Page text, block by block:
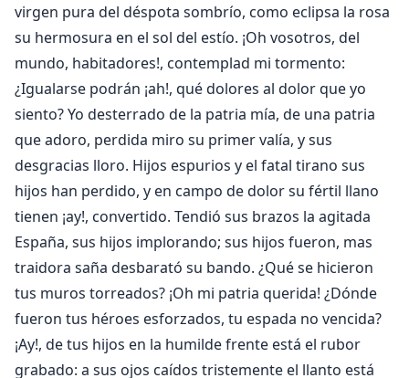
virgen pura del déspota sombrío, como eclipsa la rosa
su hermosura en el sol del estío. ¡Oh vosotros, del
mundo, habitadores!, contemplad mi tormento:
¿Igualarse podrán ¡ah!, qué dolores al dolor que yo
siento? Yo desterrado de la patria mía, de una patria
que adoro, perdida miro su primer valía, y sus
desgracias lloro. Hijos espurios y el fatal tirano sus
hijos han perdido, y en campo de dolor su fértil llano
tienen ¡ay!, convertido. Tendió sus brazos la agitada
España, sus hijos implorando; sus hijos fueron, mas
traidora saña desbarató su bando. ¿Qué se hicieron
tus muros torreados? ¡Oh mi patria querida! ¿Dónde
fueron tus héroes esforzados, tu espada no vencida?
¡Ay!, de tus hijos en la humilde frente está el rubor
grabado: a sus ojos caídos tristemente el llanto está